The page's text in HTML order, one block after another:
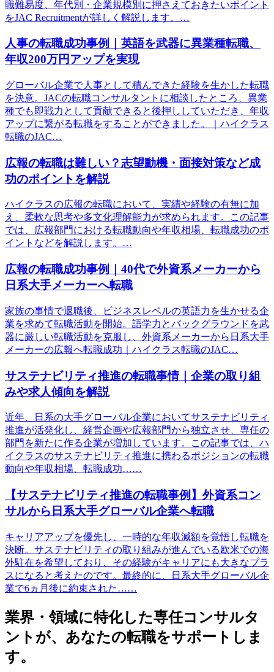
職難易度、年代別・企業規模別に押さえておきたいポイント
をJAC Recruitmentが詳しく解説します。…
人事の転職成功事例｜英語を武器に異業種転職、
年収200万円アップを実現
グローバル企業で人事として積んできた経験を生かした転職
を決意。JACの転職コンサルタントに相談したところ、異業
種でも即戦力として貢献できると後押ししていただき、年収
アップに繋がる転職をすることができました。｜ハイクラス
転職のJAC…
広報の転職は難しい？志望動機・面接対策など成
功のポイントを解説
ハイクラスの広報の転職において、実績や経験の有無に加
え、柔軟な思考や多文化理解能力が求められます。この記事
では、広報部門における転職動向や年収相場、転職成功のポ
イントなどを解説します。…
広報の転職成功事例｜40代で外資系メーカーから
日系大手メーカーへ転職
家族の事情で退職後、ビジネスレベルの英語力を生かせる企
業を求めて転職活動を開始。語学力とバックグラウンドを武
器に厳しい転職活動を克服し、外資系メーカーから日系大手
メーカーの広報へ転職成功｜ハイクラス転職のJAC…
サステナビリティ推進の転職事情｜企業の取り組
みや求人傾向を解説
近年、日系の大手グローバル企業においてサステナビリティ
推進が活発化し、経営企画や広報部門から独立させ、専任の
部門を新たに作る企業が増加しています。この記事では、ハ
イクラスのサステナビリティ推進に携わるポジションの転職
動向や年収相場、転職成功……
【サステナビリティ推進の転職事例】外資系コン
サルから日系大手グローバル企業へ転職
キャリアアップを優先し、一時的な年収減額を覚悟し転職を
決断。サステナビリティの取り組みが進んでいる欧米での海
外駐在を希望しており、その経験がキャリアにも大きなプラ
スになると考えたのです。最終的に、日系大手グローバル企
業で6ヵ月後に約束された……
業界・領域に特化した専任コンサルタ
ントが、 あなたの転職をサポートしま
す。